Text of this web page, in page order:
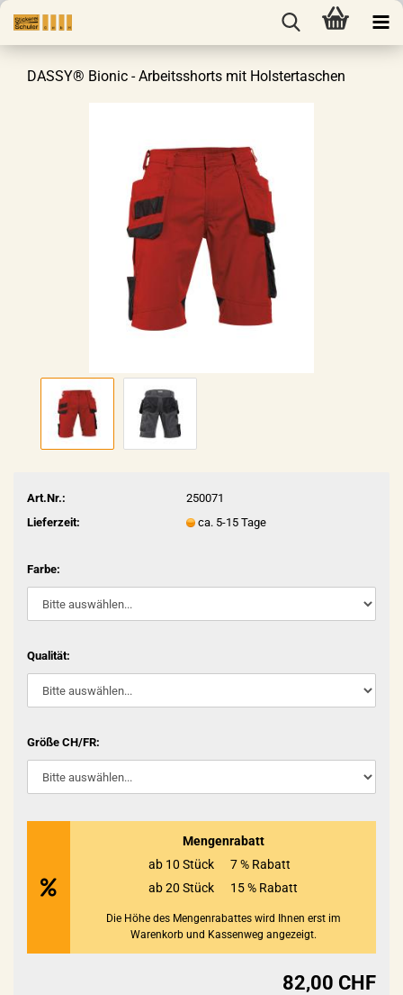
DASSY® Bionic - Arbeitsshorts mit Holstertaschen
Art.Nr.:
250071
Lieferzeit:
ca. 5-15 Tage
Farbe:
Qualität:
Größe CH/FR:
Mengenrabatt
ab 10 Stück
7 % Rabatt
ab 20 Stück
15 % Rabatt
Die Höhe des Mengenrabattes wird Ihnen erst im
Warenkorb und Kassenweg angezeigt.
82,00 CHF